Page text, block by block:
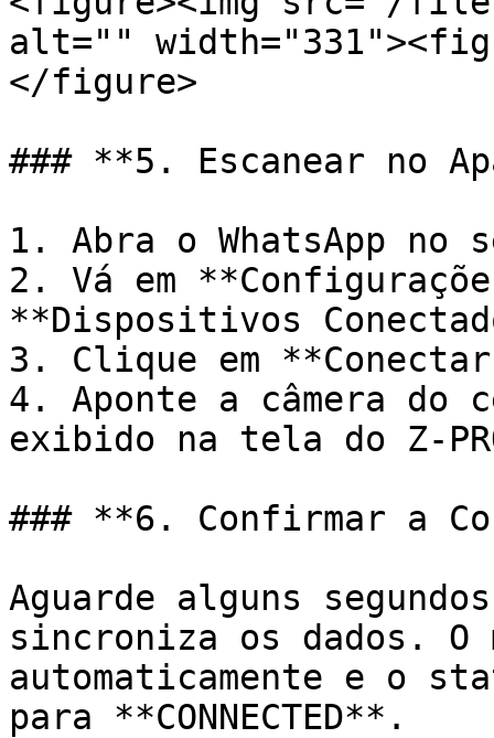
alt=""
</figure>
### **5. Escanear no
1. Abra o WhatsApp no
2. Vá em
**Dispositivos
3. Clique em
4. Aponte a câmera do
exibido na tela do Z-
### **6. Confirmar a
Aguarde alguns
sincroniza os dados. O
automaticamente e o
para **CONNECTED**.